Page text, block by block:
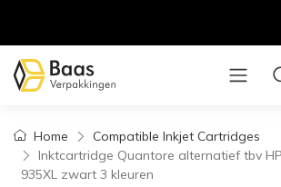
Home
Compatible Inkjet Cartridges
Inktcartridge Quantore alternatief tbv
935XL zwart 3 kleuren